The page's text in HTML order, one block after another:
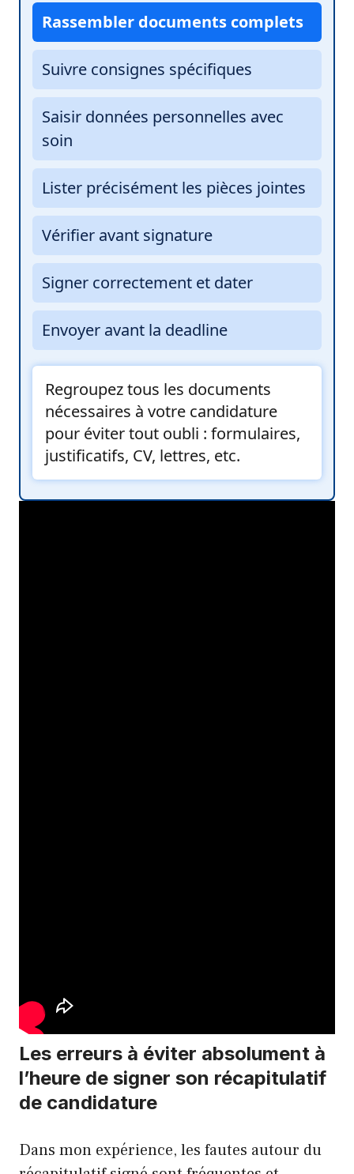
Rassembler documents complets
Suivre consignes spécifiques
Saisir données personnelles avec
soin
Lister précisément les pièces jointes
Vérifier avant signature
Signer correctement et dater
Envoyer avant la deadline
Regroupez tous les documents
nécessaires à votre candidature
pour éviter tout oubli : formulaires,
justificatifs, CV, lettres, etc.
Les erreurs à éviter absolument à
l’heure de signer son récapitulatif
de candidature
Dans mon expérience, les fautes autour du